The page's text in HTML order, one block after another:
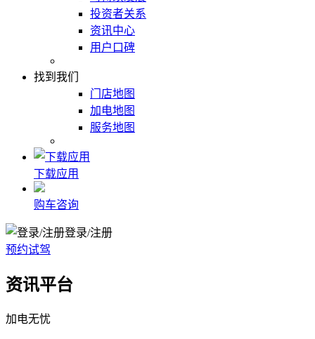
投资者关系
资讯中心
用户口碑
找到我们
门店地图
加电地图
服务地图
下载应用
购车咨询
登录/注册
预约试驾
资讯平台
加电无忧